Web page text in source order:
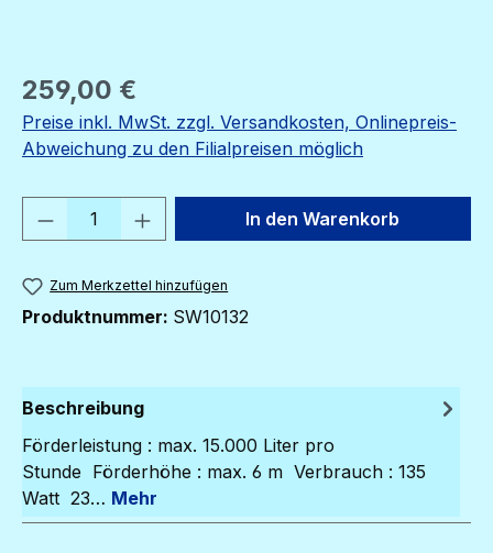
Regulärer Preis:
259,00 €
Preise inkl. MwSt. zzgl. Versandkosten, Onlinepreis-
Abweichung zu den Filialpreisen möglich
Produkt Anzahl: Gib denIn den Warenkorb
Zum Merkzettel hinzufügen
Produktnummer: SW10132
Beschreibung
Förderleistung : max. 15.000 Liter pro
Stunde Förderhöhe : max. 6 m Verbrauch : 135
Watt 23… Mehr